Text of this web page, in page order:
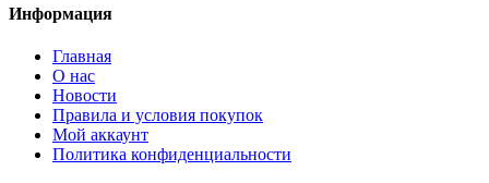
Информация
Главная
О нас
Новости
Правила и условия покупок
Мой аккаунт
Политика конфиденциальности